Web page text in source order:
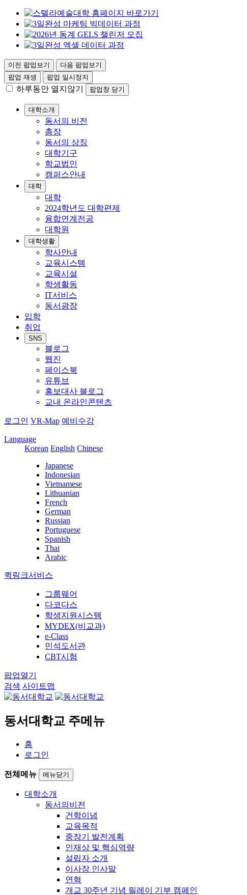
이전 팝업보기
다음 팝업보기
팝업 재생
팝업 일시정지
하루동안 열지않기 팝업창 닫기
대학소개
동서의 비전
총장
동서의 상징
대학기구
학교법인
캠퍼스안내
대학
대학
2024학년도 대학편제
융합연계전공
대학원
대학생활
학사안내
교육시스템
교육시설
학생활동
IT서비스
동서광장
입학
취업
SNS
블로그
웹진
페이스북
유튜브
홍보대사 블로그
교내 온라인콘텐츠
로그인 VR-Map 예비수강
Language
Korean English Chinese
Japanese
Indonesian
Vietnamese
Lithuanian
French
German
Russian
Portuguese
Spanish
Thai
Arabic
퀵링크서비스
그룹웨어
다코다스
학생지원시스템
MYDEX(비교과)
e-Class
민석도서관
CBT시험
팝업열기
검색 사이트맵
동서대학교 주메뉴
홈
로그인
전체메뉴 메뉴닫기
대학소개
동서의비전
건학이념
교육목적
중장기 발전계획
인재상 및 핵심역량
설립자 소개
이사장 인사말
연혁
개교 30주년 기념 릴레이 기부 캠페인